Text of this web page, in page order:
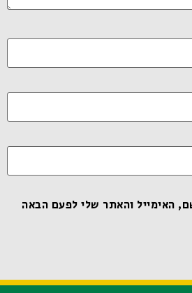
האימייל והאתר שלי לפעם הבאה